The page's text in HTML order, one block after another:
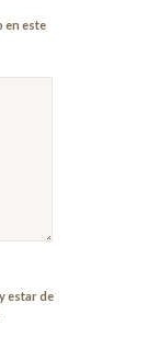
en este
estar de